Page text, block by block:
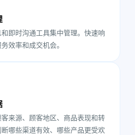
即时沟通工具集中管理。快速响
效率和成交机会。
来源、顾客地区、商品表现和转
哪些渠道有效、哪些产品更受欢